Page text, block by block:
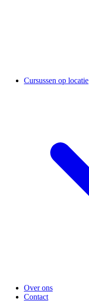
Cursussen op locatie
Over ons
Contact